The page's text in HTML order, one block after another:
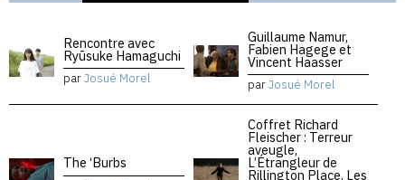
Rencontre avec
Ryūsuke Hamaguchi
parJosué Morel
Guillaume Namur,
Fabien Hagege et
Vincent Haasser
parJosué Morel
The ‘Burbs
Coffret Richard
Fleischer : Terreur
aveugle,
L’Étrangleur de
Rillington Place, Les